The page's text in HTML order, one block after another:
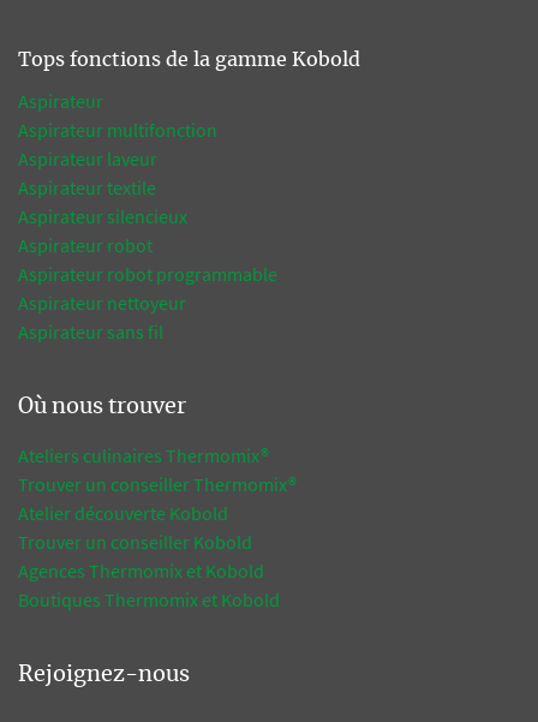
Tops fonctions de la gamme Kobold
Aspirateur
Aspirateur multifonction
Aspirateur laveur
Aspirateur textile
Aspirateur silencieux
Aspirateur robot
Aspirateur robot programmable
Aspirateur nettoyeur
Aspirateur sans fil
Où nous trouver
Ateliers culinaires Thermomix®
Trouver un conseiller Thermomix®
Atelier découverte Kobold
Trouver un conseiller Kobold
Agences Thermomix et Kobold
Boutiques Thermomix et Kobold
Rejoignez-nous